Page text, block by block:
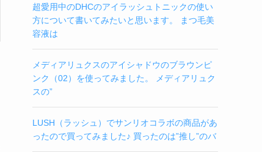
超愛用中のDHCのアイラッシュトニックの使い
方について書いてみたいと思います。 まつ毛美
容液は
メディアリュクスのアイシャドウのブラウンピ
ンク（02）を使ってみました。 メディアリュク
スの”
LUSH（ラッシュ）でサンリオコラボの商品があ
ったので買ってみました♪ 買ったのは”推し”のバ